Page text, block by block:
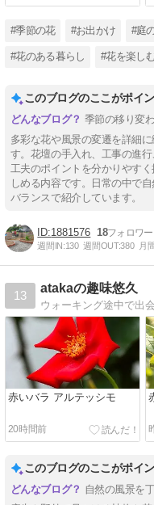
#季節の花 #お出かけ #庭
#花のある暮らし #花を楽し
このブログのここがポイ
季節の移り変
多彩な花や風景の変遷を詳細
す。花壇の手入れ、工事の進
工夫のポイントを分かりやす
しめる内容です。日常の中で
バランスで紹介しています。
1881576 18
週間IN:130 週間OUT:380 月
13
atakaの趣味悠久
ウォーキング途中で出
赤いバラ アルテッシモ
20時間前
このブログのここがポイ
自然の風景を